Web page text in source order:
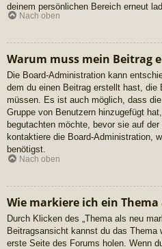
deinem persönlichen Bereich erneut
Nach oben
Warum muss mein Beitrag
Die Board-Administration kann
dem du einen Beitrag erstellt hast, die
müssen. Es ist auch möglich, dass
Gruppe von Benutzern hinzugefügt
begutachten möchte, bevor sie auf
kontaktiere die Board-Administration,
benötigst.
Nach oben
Wie markiere ich ein Thema
Durch Klicken des „Thema als neu
Beitragsansicht kannst du das Thema
erste Seite des Forums holen. Wenn